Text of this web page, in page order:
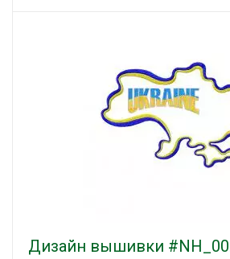
Дизайн вышивки